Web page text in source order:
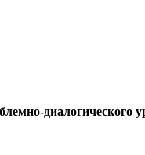
диалогического